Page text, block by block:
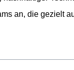
an, die gezielt